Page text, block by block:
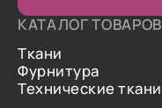
КАТАЛОГ ТОВАРОВ
Ткани
Фурнитура
Технические ткани